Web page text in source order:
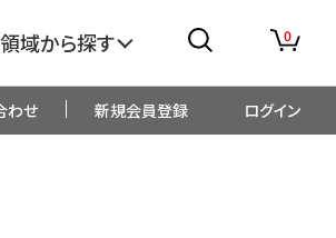
域から探す 0
わせ 新規会員登録 ログイン